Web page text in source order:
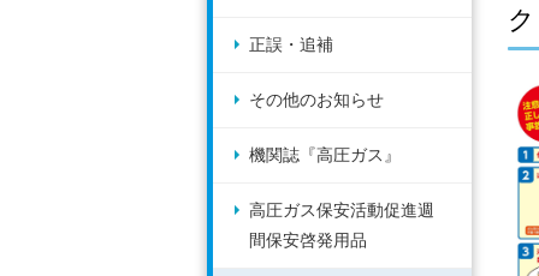
正誤・追補
その他のお知らせ
機関誌『高圧ガス』
高圧ガス保安活動促進週
間保安啓発用品